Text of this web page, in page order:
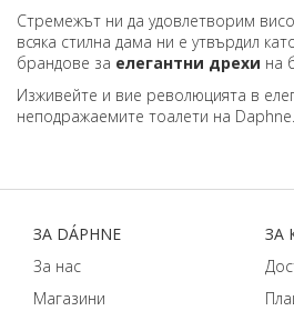
Стремежът ни да удовлетворим
всяка стилна дама ни е утвърдил
брандове за елегантни дрехи на
Изживейте и вие революцията в
неподражаемите тоалети на
ЗA DÁPHNЕ
За нас
Магазини
ЗA